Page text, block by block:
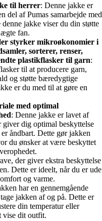
til herrer: Denne jakke er
del af Pumas samarbejde med
jakke viser du din støtte
fan.
styrker mikroøkonomier i
sorterer, renser,
plastikflasker til garn:
til at producere garn,
og støtte bæredygtige
er du med til at gøre en
med optimal
: Denne jakke er lavet af
dig optimal beskyttelse
åndbart. Dette gør jakken
du ønsker at være beskyttet
der giver ekstra beskyttelse
Dette er ideelt, når du er ude
og varme.
har en gennemgående
jakken af og på. Dette er
din temperatur eller
vise dit outfit.